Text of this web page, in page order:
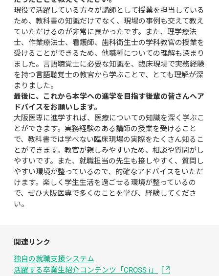
現役で活躍している方々が講師として授業を担当している
ため、教科書の知識だけでなく、現場の事例も交えて教え
ていただけるのが非常に良かったです。また、理学療法
士、作業療法士、看護師、歯科衛生士の学科教官の授業を
受けることができるため、他職種についての理解も深まり
ました。言語聴覚士に必要な知識を、臨床現場で実務経験
を持つ言語聴覚士の教官から学ぶことで、とても理解が深
まりました。
最後に、これから本学への進学を目指す後輩の皆さんへア
ドバイスをお願いします。
大阪医専に進学すれば、医療についての知識を深く学ぶこ
とができます。実務経験のある講師の授業を受けること
で、教科書では学べない臨床現場の実際をたくさん知るこ
とができます。教官が親しみやすいため、相談や質問がし
やすいです。また、就職担当の先生も接しやすく、質問し
やすい環境が整っているので、的確なアドバイスをいただ
けます。楽しく学生生活を過ごせる環境が整っているの
で、ぜひ大阪医専で多くのことを学び、経験してくださ
い。
関連リンク
独自の就職支援システム
活躍する卒業生紹介コンテンツ「CROSS i」